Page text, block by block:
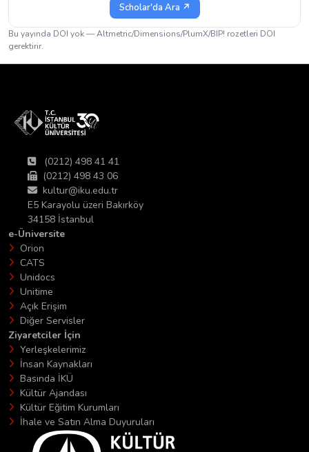
Scholar'da Ara ↗
Bu yayında DOI yok — Altmetric/Dimensions/PlumX/BIP! rozetleri DOI
gerektirir.
(0212) 498 41 41
(0212) 498 43 06
kultur@iku.edu.tr
E5 Karayolu üzeri Bakırköy
34158 İstanbul
e-Üniversite
Orion
CATS
Unidocs
Unitime
Açık Erişim
Diğer Servisler
Ziyaretciler İçin
Yerleşkelerimiz
İnsan Kaynakları
Basında İKÜ
Kültür Ajandası
Kültür Eğitim Kurumları
İhale ve Satın Alma Duyuruları